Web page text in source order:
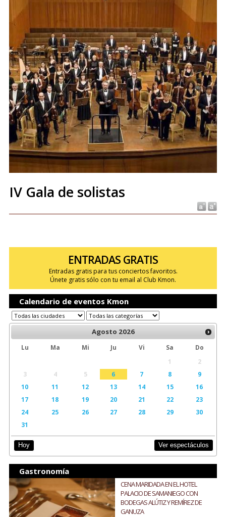
IV Gala de solistas
ENTRADAS GRATIS
Entradas gratis para tus conciertos favoritos.
Únete gratis sólo con tu email al Club Kmon.
Calendario de eventos Kmon
Agosto 2026
Lu Ma Mi Ju Vi Sa
Do
1
2
3
4 5 6 7 8
9
10
11 12 13 14 15
16
17
18 19 20 21 22
23
24
25 26 27 28 29
30
31
Hoy Ver espectáculos
Gastronomía
CENA MARIDADA EN EL HOTEL
PALACIO DE SAMANIEGO CON
BODEGAS ALÚTIZ Y REMÍREZ DE
GANUZA